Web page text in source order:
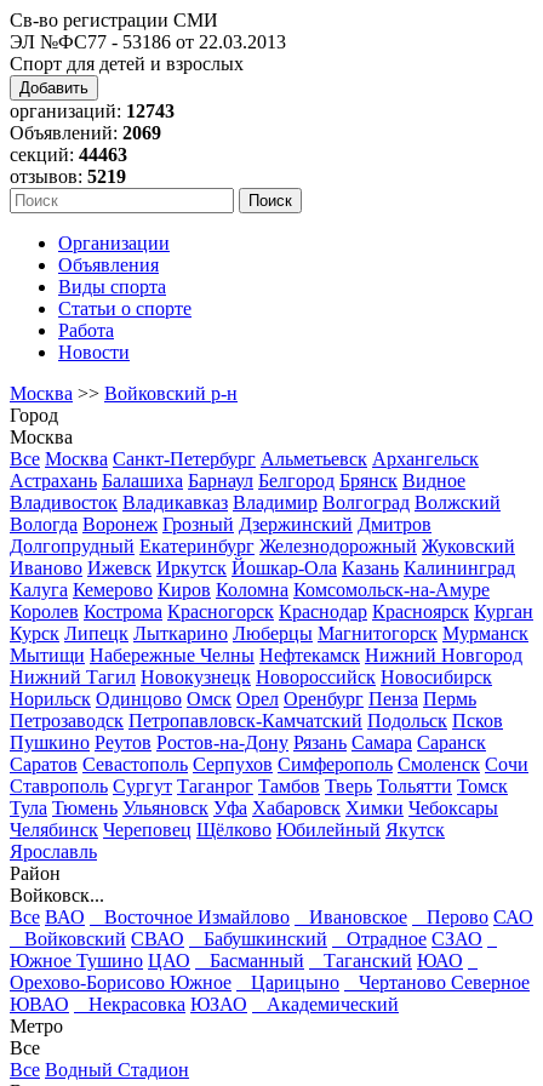
Св-во регистрации СМИ
ЭЛ №ФС77 - 53186 от 22.03.2013
Спорт для детей и взрослых
Добавить
организаций: 12743
Объявлений: 2069
секций: 44463
отзывов: 5219
Организации
Объявления
Виды спорта
Статьи о спорте
Работа
Новости
Москва >> Войковский р-н
Город
Москва
Все Москва Санкт-Петербург Альметьевск Архангельск
Астрахань Балашиха Барнаул Белгород Брянск Видное
Владивосток Владикавказ Владимир Волгоград Волжский
Вологда Воронеж Грозный Дзержинский Дмитров
Долгопрудный Екатеринбург Железнодорожный Жуковский
Иваново Ижевск Иркутск Йошкар-Ола Казань Калининград
Калуга Кемерово Киров Коломна Комсомольск-на-Амуре
Королев Кострома Красногорск Краснодар Красноярск Курган
Курск Липецк Лыткарино Люберцы Магнитогорск Мурманск
Мытищи Набережные Челны Нефтекамск Нижний Новгород
Нижний Тагил Новокузнецк Новороссийск Новосибирск
Норильск Одинцово Омск Орел Оренбург Пенза Пермь
Петрозаводск Петропавловск-Камчатский Подольск Псков
Пушкино Реутов Ростов-на-Дону Рязань Самара Саранск
Саратов Севастополь Серпухов Симферополь Смоленск Сочи
Ставрополь Сургут Таганрог Тамбов Тверь Тольятти Томск
Тула Тюмень Ульяновск Уфа Хабаровск Химки Чебоксары
Челябинск Череповец Щёлково Юбилейный Якутск
Ярославль
Район
Войковск...
Все ВАО Восточное Измайлово Ивановское Перово САО
Войковский СВАО Бабушкинский Отрадное СЗАО
Южное Тушино ЦАО Басманный Таганский ЮАО
Орехово-Борисово Южное
Царицыно
Чертаново Северное
ЮВАО
Некрасовка ЮЗАО
Академический
Метро
Все
Все Водный Стадион